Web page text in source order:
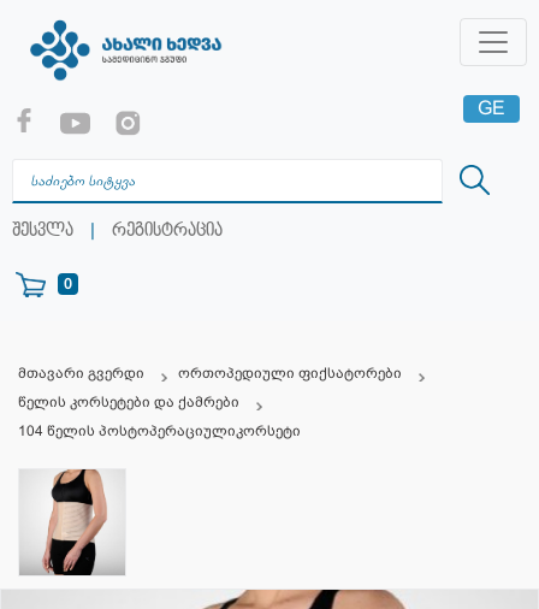
შესვლა | რეგისტრაცია
0
GE
RU
მთავარი გვერდი
ორთოპედიული ფიქსატორები
წელის კორსეტები და ქამრები
104 წელის პოსტოპერაციულიკორსეტი